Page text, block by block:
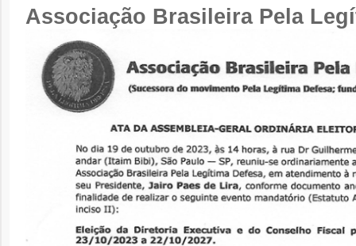
Associação Brasileira Pela